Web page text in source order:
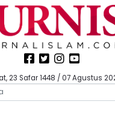
23 Safar 1448 / 07 Agustus